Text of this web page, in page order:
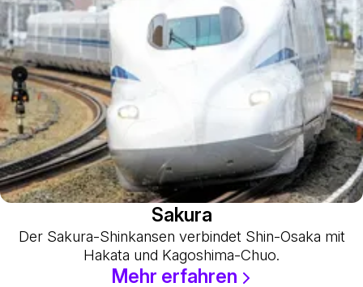
Sakura
Der Sakura-Shinkansen verbindet Shin-Osaka mit
Hakata und Kagoshima-Chuo.
Mehr erfahren